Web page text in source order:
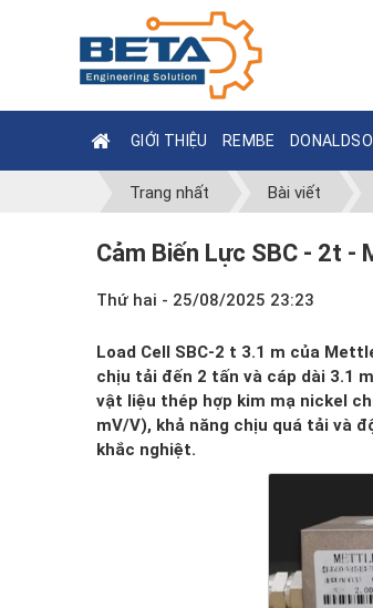
GIỚI THIỆU REMBE
Trang nhất Bài viết
Cảm Biến Lực SBC - 2t -
Thứ hai - 25/08/2025 23:23
Load Cell SBC-2 t 3.1 m của
chịu tải đến 2 tấn và cáp dài 3.1
vật liệu thép hợp kim mạ nickel
mV/V), khả năng chịu quá tải và
khắc nghiệt.